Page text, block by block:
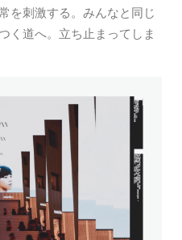
を刺激する。みんなと同じ
く道へ。立ち止まってしま